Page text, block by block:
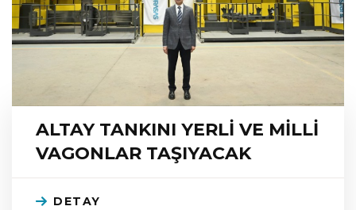
ALTAY TANKINI YERLİ VE MİLLİ
VAGONLAR TAŞIYACAK
DETAY